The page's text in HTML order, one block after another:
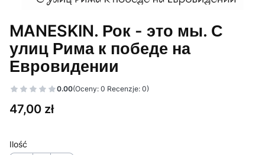
MANESKIN. Рок - это мы. С
улиц Рима к победе на
Евровидении
0.00(Oceny: 0 Recenzje: 0)
Cena
47,00 zł
Ilość